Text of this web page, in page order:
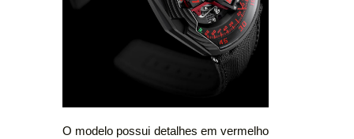
O modelo possui detalhes em vermelho